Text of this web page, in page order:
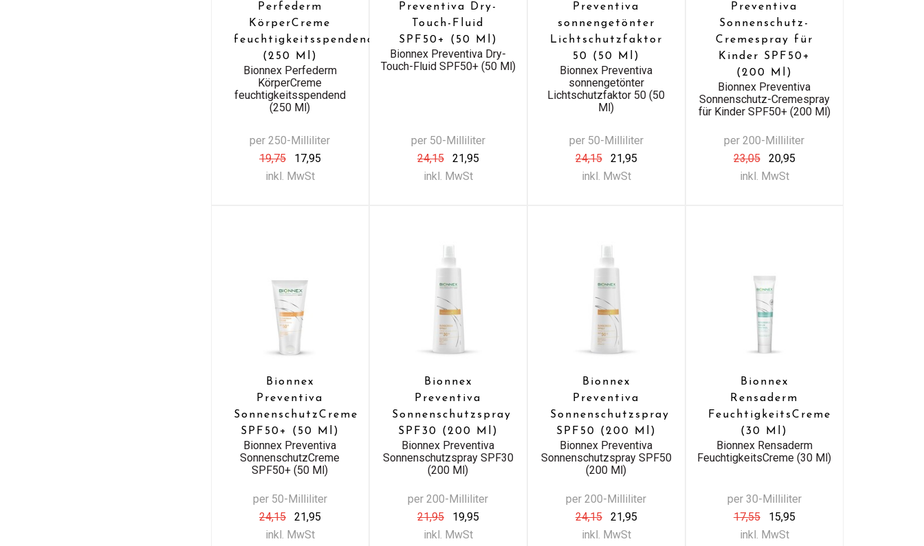
Perfederm
KörperCreme
feuchtigkeitsspendend
(250 Ml)
Bionnex Perfederm
KörperCreme
feuchtigkeitsspendend
(250 Ml)
per 250-Milliliter
19,75
17,95
inkl. MwSt
Preventiva Dry-
Touch-Fluid
SPF50+ (50 Ml)
Bionnex Preventiva Dry-
Touch-Fluid SPF50+ (50 Ml)
per 50-Milliliter
24,15
21,95
inkl. MwSt
Preventiva
sonnengetönter
Lichtschutzfaktor
50 (50 Ml)
Bionnex Preventiva
sonnengetönter
Lichtschutzfaktor 50 (50
Ml)
per 50-Milliliter
24,15
21,95
inkl. MwSt
Preventiva
Sonnenschutz-
Cremespray für
Kinder SPF50+
(200 Ml)
Bionnex Preventiva
Sonnenschutz-Cremespray
für Kinder SPF50+ (200 Ml)
per 200-Milliliter
23,05
20,95
inkl. MwSt
Bionnex
Preventiva
SonnenschutzCreme
SPF50+ (50 Ml)
Bionnex Preventiva
SonnenschutzCreme
SPF50+ (50 Ml)
per 50-Milliliter
24,15
21,95
inkl. MwSt
Bionnex
Preventiva
Sonnenschutzspray
SPF30 (200 Ml)
Bionnex Preventiva
Sonnenschutzspray SPF30
(200 Ml)
per 200-Milliliter
21,95
19,95
inkl. MwSt
Bionnex
Preventiva
Sonnenschutzspray
SPF50 (200 Ml)
Bionnex Preventiva
Sonnenschutzspray SPF50
(200 Ml)
per 200-Milliliter
24,15
21,95
inkl. MwSt
Bionnex
Rensaderm
FeuchtigkeitsCreme
(30 Ml)
Bionnex Rensaderm
FeuchtigkeitsCreme (30 Ml)
per 30-Milliliter
17,55
15,95
inkl. MwSt